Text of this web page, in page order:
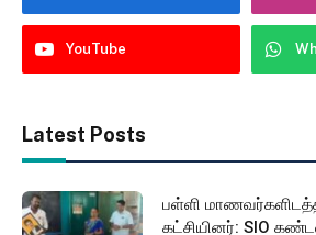
YouTube
Latest Posts
பள்ளி
கட்சியினர்: SIO